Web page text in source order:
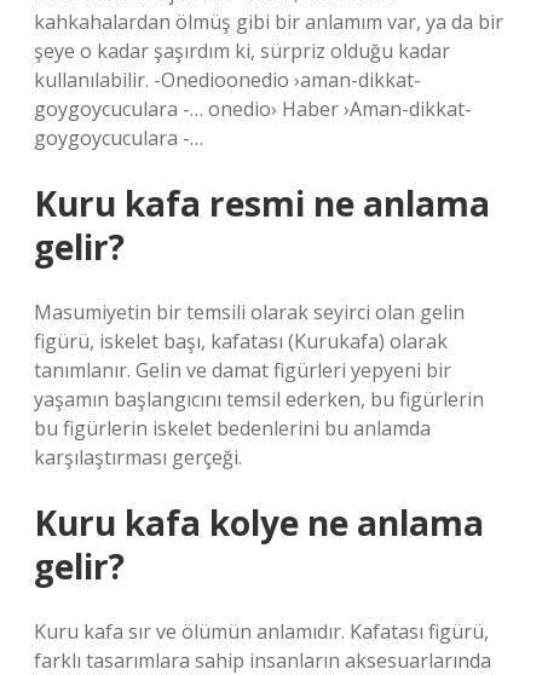
kahkahalardan ölmüş gibi bir anlamım var, ya da bir
şeye o kadar şaşırdım ki, sürpriz olduğu kadar
kullanılabilir. -Onedioonedio ›aman-dikkat-
goygoycuculara -… onedio› Haber ›Aman-dikkat-
goygoycuculara -…
Kuru kafa resmi ne anlama
gelir?
Masumiyetin bir temsili olarak seyirci olan gelin
figürü, iskelet başı, kafatası (Kurukafa) olarak
tanımlanır. Gelin ve damat figürleri yepyeni bir
yaşamın başlangıcını temsil ederken, bu figürlerin
bu figürlerin iskelet bedenlerini bu anlamda
karşılaştırması gerçeği.
Kuru kafa kolye ne anlama
gelir?
Kuru kafa sır ve ölümün anlamıdır. Kafatası figürü,
farklı tasarımlara sahip insanların aksesuarlarında